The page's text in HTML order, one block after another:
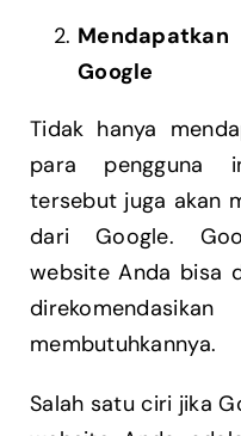
Google
Tidak hanya
para pengguna
tersebut juga akan
dari Google.
website Anda bisa
membutuhkannya.
Salah satu ciri jika